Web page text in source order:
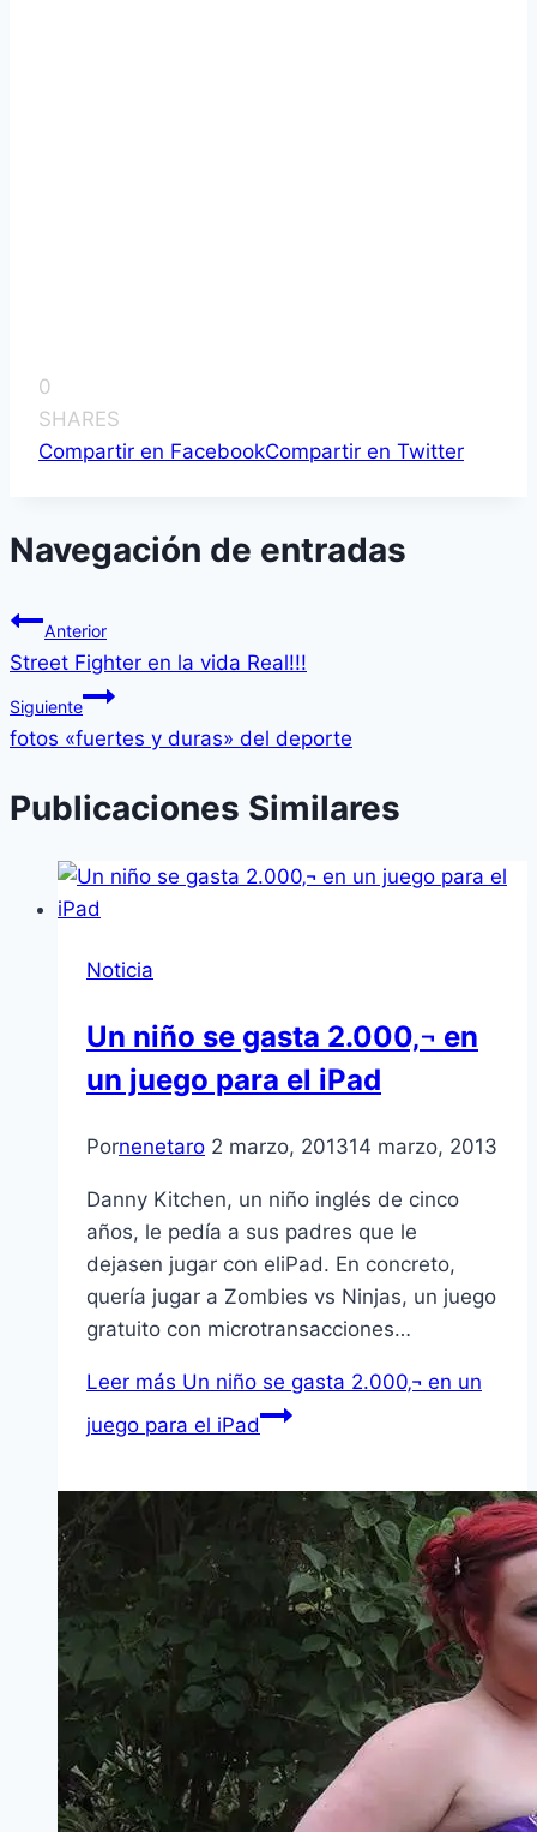
0
SHARES
Compartir en FacebookCompartir en Twitter
Navegación de entradas
Anterior
Street Fighter en la vida Real!!!
Siguiente
fotos «fuertes y duras» del deporte
Publicaciones Similares
Noticia
Un niño se gasta 2.000‚¬ en
un juego para el iPad
Pornenetaro 2 marzo, 201314 marzo, 2013
Danny Kitchen, un niño inglés de cinco
años, le pedí­a a sus padres que le
dejasen jugar con eliPad. En concreto,
querí­a jugar a Zombies vs Ninjas, un juego
gratuito con microtransacciones…
Leer más Un niño se gasta 2.000‚¬ en un
juego para el iPad